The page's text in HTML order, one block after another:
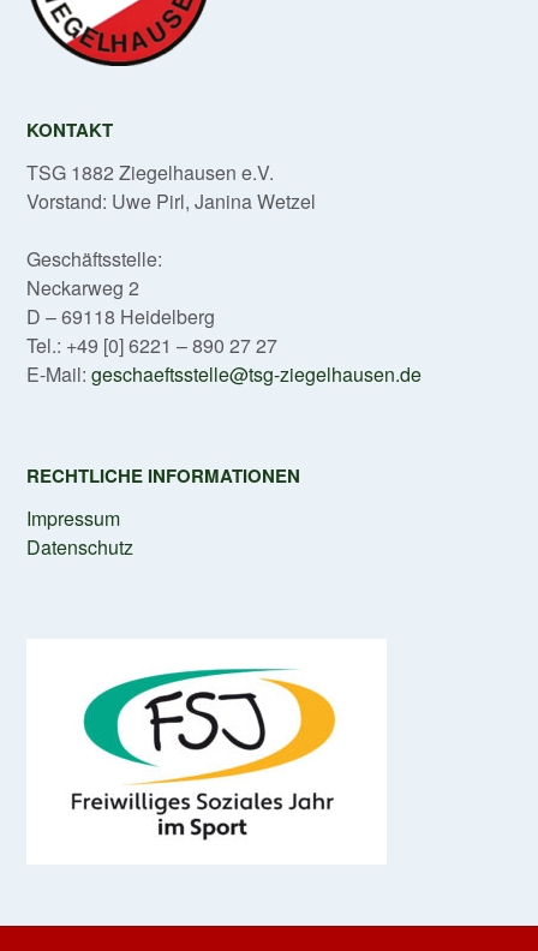
KONTAKT
TSG 1882 Ziegelhausen e.V.
Vorstand: Uwe Pirl, Janina Wetzel
Geschäftsstelle:
Neckarweg 2
D – 69118 Heidelberg
Tel.: +49 [0] 6221 – 890 27 27
E-Mail: geschaeftsstelle@tsg-ziegelhausen.de
RECHTLICHE INFORMATIONEN
Impressum
Datenschutz